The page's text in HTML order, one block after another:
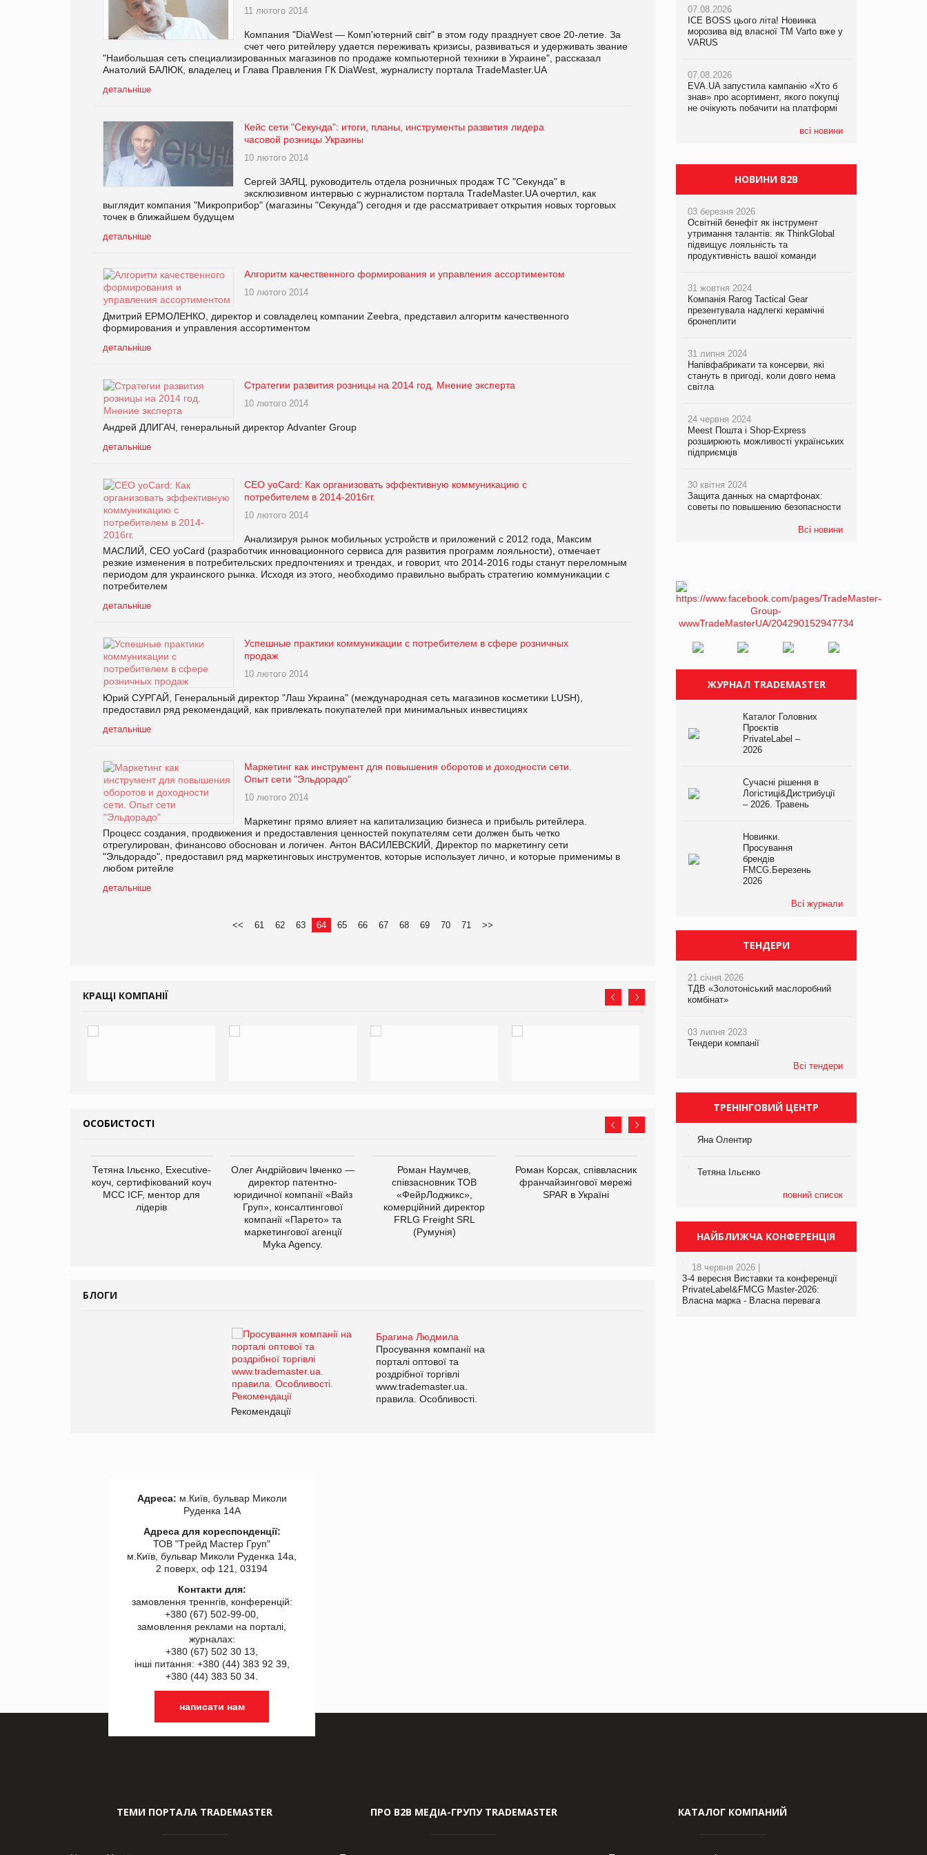
11 лютого 2014
Компания "DiaWest — Комп'ютерний світ" в этом году празднует свое 20-летие. За
счет чего ритейлеру удается переживать кризисы, развиваться и удерживать звание
"Наибольшая сеть специализированных магазинов по продаже компьютерной техники в Украине", рассказал
Анатолий БАЛЮК, владелец и Глава Правления ГК DiaWest, журналисту портала TradeMaster.UA
детальніше
Кейс сети "Секунда": итоги, планы, инструменты развития лидера
часовой розницы Украины
10 лютого 2014
Сергей ЗАЯЦ, руководитель отдела розничных продаж ТС "Секунда" в
эксклюзивном интервью с журналистом портала TradeMaster.UA очертил, как
выглядит компания "Микроприбор" (магазины "Секунда") сегодня и где рассматривает открытия новых торговых
точек в ближайшем будущем
детальніше
Алгоритм качественного формирования и управления ассортиментом
10 лютого 2014
Дмитрий ЕРМОЛЕНКО, директор и совладелец компании Zeebra, представил алгоритм качественного
формирования и управления ассортиментом
детальніше
Стратегии развития розницы на 2014 год. Мнение эксперта
10 лютого 2014
Андрей ДЛИГАЧ, генеральный директор Advanter Group
детальніше
CEO yoCard: Как организовать эффективную коммуникацию с
потребителем в 2014-2016гг.
10 лютого 2014
Анализируя рынок мобильных устройств и приложений с 2012 года, Максим
МАСЛИЙ, CEO yoCard (разработчик инновационного сервиса для развития программ лояльности), отмечает
резкие изменения в потребительских предпочтениях и трендах, и говорит, что 2014-2016 годы станут переломным
периодом для украинского рынка. Исходя из этого, необходимо правильно выбрать стратегию коммуникации с
потребителем
детальніше
Успешные практики коммуникации с потребителем в сфере розничных
продаж
10 лютого 2014
Юрий СУРГАЙ, Генеральный директор "Лаш Украина" (международная сеть магазинов косметики LUSH),
предоставил ряд рекомендаций, как привлекать покупателей при минимальных инвестициях
детальніше
Маркетинг как инструмент для повышения оборотов и доходности сети.
Опыт сети "Эльдорадо"
10 лютого 2014
Маркетинг прямо влияет на капитализацию бизнеса и прибыль ритейлера.
Процесс создания, продвижения и предоставления ценностей покупателям сети должен быть четко
отрегулирован, финансово обоснован и логичен. Антон ВАСИЛЕВСКИЙ, Директор по маркетингу сети
"Эльдорадо", предоставил ряд маркетинговых инструментов, которые использует лично, и которые применимы в
любом ритейле
детальніше
<< 61 62 63 64 65 66 67 68 69 70 71 >>
КРАЩІ КОМПАНІЇ
ОСОБИСТОСТІ
Тетяна Ільєнко, Executive-
коуч, сертифікований коуч
МСС ICF, ментор для
лідерів
Олег Андрійович Івченко —
директор патентно-
юридичної компанії «Вайз
Груп», консалтингової
компанії «Парето» та
маркетингової агенції
Myka Agency.
Роман Наумчев,
співзасновник ТОВ
«ФейрЛоджикс»,
комерційний директор
FRLG Freight SRL
(Румунія)
Роман Корсак, співвласник
франчайзингової мережі
SPAR в Україні
Олексій Логачов-Михайлов
БЛОГИ
Брагина Людмила
Просування компанії на
порталі оптової та
роздрібної торгівлі
www.trademaster.ua.
правила. Особливості.
Рекомендації
07.08.2026
ICE BOSS цього літа! Новинка
морозива від власної ТМ Varto вже у
VARUS
07.08.2026
EVA.UA запустила кампанію «Хто б
знав» про асортимент, якого покупці
не очікують побачити на платформі
всі новини
06.08.2026
Смачна новинка для хвостатих: у
VARUS з’явилися паучі Varto Paw
05.08.2026
Мережа супермаркетів VARUS купує
мережу магазинів формату
компанія налічуватиме 374 магазини
07.08.2026
Франція заборонила рекламні дзвінки
НОВИНИ B2B
03 березня 2026
Освітній бенефіт як інструмент
утримання талантів: як ThinkGlobal
підвищує лояльність та
продуктивність вашої команди
31 жовтня 2024
Компанія Rarog Tactical Gear
презентувала надлегкі керамічні
бронеплити
31 липня 2024
Напівфабрикати та консерви, які
стануть в пригоді, коли довго нема
світла
24 червня 2024
Meest Пошта і Shop-Express
розширюють можливості українських
підприємців
30 квітня 2024
Защита данных на смартфонах:
советы по повышению безопасности
Всі новини
ЖУРНАЛ TRADEMASTER
Каталог Головних
Проєктів
PrivateLabel –
2026
Сучасні рішення в
Логістиці&Дистрибуції
– 2026. Травень
Новинки.
Просування
брендів
FMCG.Березень
2026
Всі журнали
ТЕНДЕРИ
21 січня 2026
ТДВ «Золотоніський маслоробний
комбінат»
03 липня 2023
Тендери компанії
Всі тендери
ТРЕНІНГОВИЙ ЦЕНТР
Яна Олентир
Тетяна Ільєнко
повний список
НАЙБЛИЖЧА КОНФЕРЕНЦІЯ
18 червня 2026 |
3-4 вересня Виставки та конференції
PrivateLabel&FMCG Master-2026:
Власна марка - Власна перевага
Адреса: м.Київ, бульвар Миколи
Руденка 14А
Адреса для кореспонденції:
ТОВ "Tрейд Мастер Груп"
м.Київ, бульвар Миколи Руденка 14а,
2 поверх, оф 121, 03194
Контакти для:
замовлення треннгів, конференцій:
+380 (67) 502-99-00,
замовлення реклами на порталі,
журналах:
+380 (67) 502 30 13,
інші питання: +380 (44) 383 92 39,
+380 (44) 383 50 34.
написати нам
ТЕМИ ПОРТАЛА TRADEMASTER ПРО В2В МЕДІА-ГРУПУ TRADEMASTER КАТАЛОГ КОМПАНИЙ